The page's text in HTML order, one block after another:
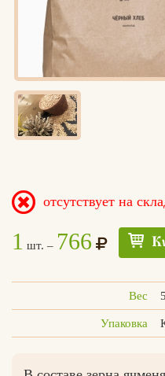
отсутствует на
1 шт. – 766
Вес
Упаковка